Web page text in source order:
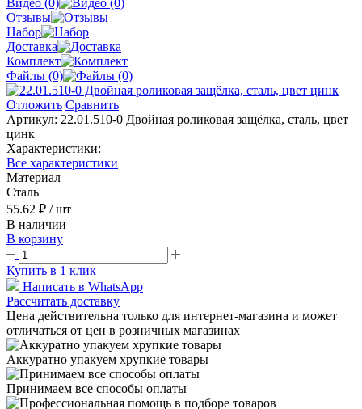
Отзывы
Набор
Доставка
Комплект
Файлы (0)
Отложить Сравнить
Артикул: 22.01.510-0 Двойная роликовая защёлка, сталь, цвет
цинк
Характеристики:
Все характеристики
Материал
Сталь
55.62 ₽ / шт
В наличии
В корзину
Купить в 1 клик
Написать в WhatsApp
Рассчитать доставку
Цена действительна только для интернет-магазина и может
отличаться от цен в розничных магазинах
Аккуратно упакуем хрупкие товары
Принимаем все способы оплаты